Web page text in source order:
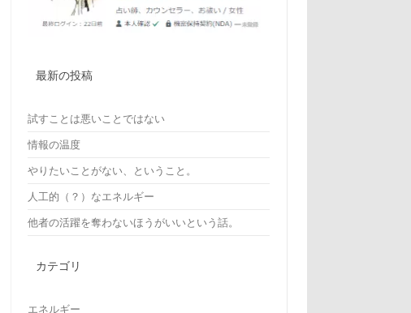
最新の投稿
試すことは悪いことではない
情報の温度
やりたいことがない、ということ。
人工的（？）なエネルギー
他者の活躍を奪わないほうがいいという話。
カテゴリ
エネルギー